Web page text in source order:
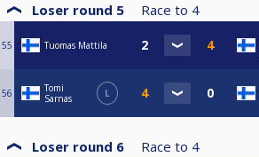
Loser round 5 Race to 4
55 Tuomas Mattila
56
Tomi
Sarnas
L
Loser round 6 Race to 4